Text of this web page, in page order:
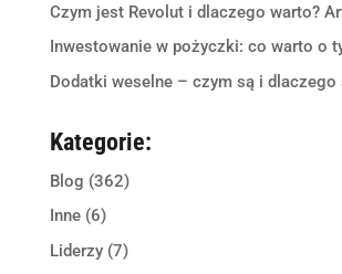
Czym jest Revolut i dlaczego warto?
Inwestowanie w pożyczki: co warto o
Dodatki weselne – czym są i dlaczego
Kategorie:
Blog (362)
Inne(6)
Liderzy(7)